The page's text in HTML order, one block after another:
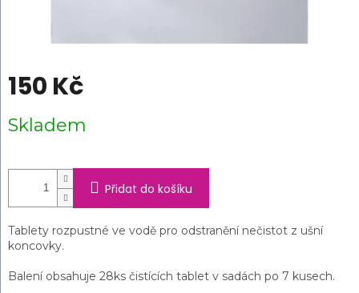
150 Kč
cena:
Skladem
Přidat do košíku
Tablety rozpustné ve vodě pro odstranění nečistot z ušní
koncovky.
Balení obsahuje 28ks čistících tablet v sadách po 7 kusech.